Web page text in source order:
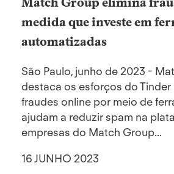
medida que investe em
automatizadas
São Paulo, junho de 2023 -
destaca os esforços do
fraudes online por meio de
ajudam a reduzir spam na
empresas do Match Group...
16 JUNHO 2023